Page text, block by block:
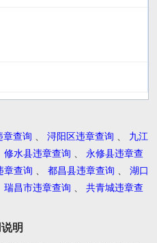
章查询 浔阳区违章查询
九江
修水县违章查询
永修县违章查
章查询 都昌县违章查询
湖口
瑞昌市违章查询
共青城违章查
明